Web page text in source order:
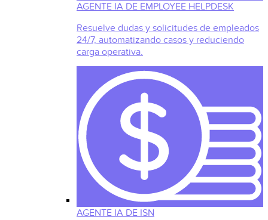
AGENTE IA DE EMPLOYEE HELPDESK
Resuelve dudas y solicitudes de empleados
24/7, automatizando casos y reduciendo
carga operativa.
AGENTE IA DE ISN